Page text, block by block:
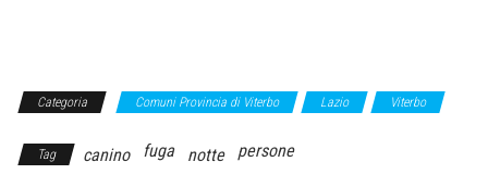
Categoria Comuni Provincia di Viterbo Lazio Viterbo
Tag canino fuga notte persone